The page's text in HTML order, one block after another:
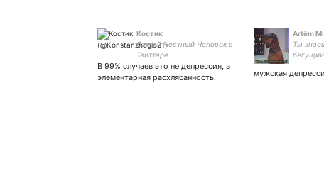
Костик
Самый Честный Человек в
Твиттере...
В 99% случаев это не депрессия, а
элементарная расхлябанность.
Artёm
Ты
если бы
мужская